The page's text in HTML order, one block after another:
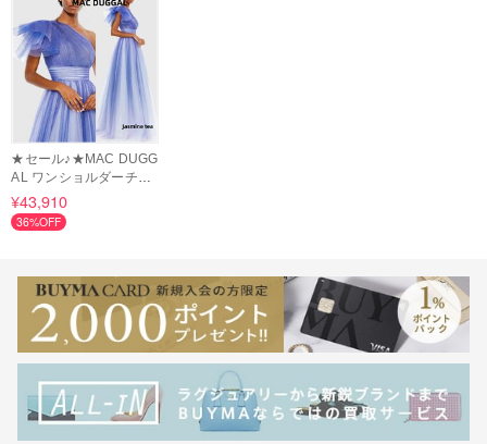
★セール♪★MAC DUGG
AL ワンショルダーチュ
ールボールガウン★
¥43,910
36%OFF